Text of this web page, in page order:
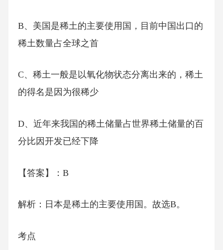
B、美国是稀土的主要使用国，目前中国出口的
稀土数量占全球之首
C、稀土一般是以氧化物状态分离出来的，稀土
的得名是因为很稀少
D、近年来我国的稀土储量占世界稀土储量的百
分比因开发已经下降
【答案】：B
解析：日本是稀土的主要使用国。故选B。
考点